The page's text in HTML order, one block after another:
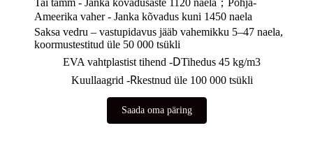
Ameerika vaher - Janka kõvadus kuni 1450 naela
Saksa vedru – vastupidavus jääb vahemikku 5–47 naela,
koormustestitud üle 50 000 tsükli
EVA vahtplastist tihend -DTihedus 45 kg/m3
Kuullaagrid -Rkestnud üle 100 000 tsükli
Saada oma päring